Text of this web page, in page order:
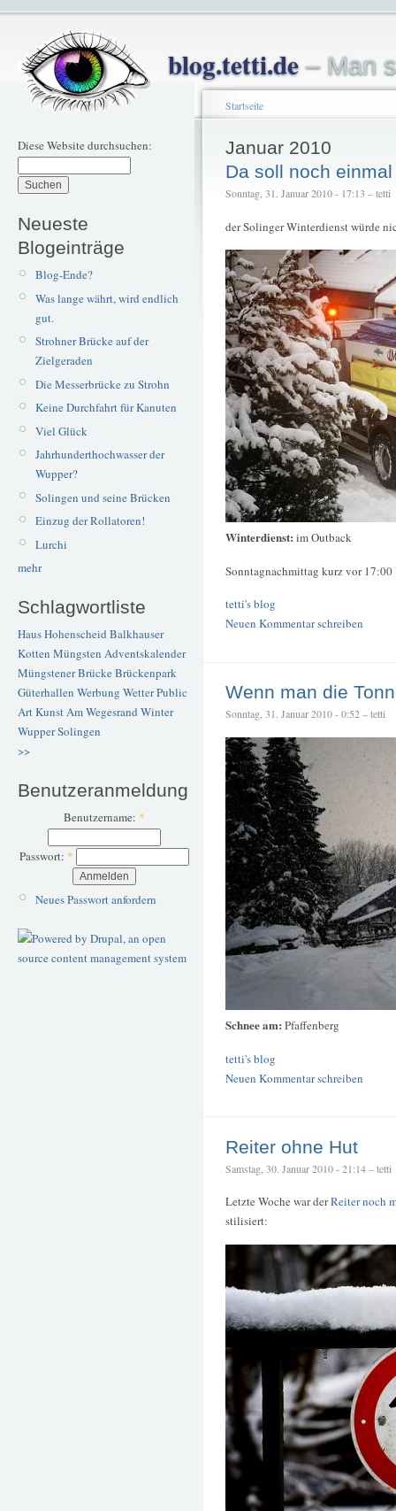
blog.tetti.de– Man
Diese Website durchsuchen:
Neueste
Blogeinträge
Blog-Ende?
Was lange währt, wird endlich
gut.
Strohner Brücke auf der
Zielgeraden
Die Messerbrücke zu Strohn
Keine Durchfahrt für Kanuten
Viel Glück
Jahrhunderthochwasser der
Wupper?
Solingen und seine Brücken
Einzug der Rollatoren!
Lurchi
mehr
Schlagwortliste
Haus Hohenscheid Balkhauser
Kotten Müngsten Adventskalender
Müngstener BrückeBrückenpark
Güterhallen Werbung WetterPublic
ArtKunstAm Wegesrand Winter
WupperSolingen
>>
Benutzeranmeldung
Benutzername: *
Passwort: *
Neues Passwort anfordern
Startseite
Januar 2010
Da soll noch
Sonntag, 31. Januar 2010 - 17:13 – tetti
der Solinger Winterdienst würde
Winterdienst: im Outback
Sonntagnachmittag kurz vor 17:00
tetti's blog
Neuen Kommentar schreiben
Wenn man die
Sonntag, 31. Januar 2010 - 0:52 – tetti
Schnee am: Pfaffenberg
tetti's blog
Neuen Kommentar schreiben
Reiter ohne Hut
Samstag, 30. Januar 2010 - 21:14 – tetti
Letzte Woche war derReiter noch
stilisiert: